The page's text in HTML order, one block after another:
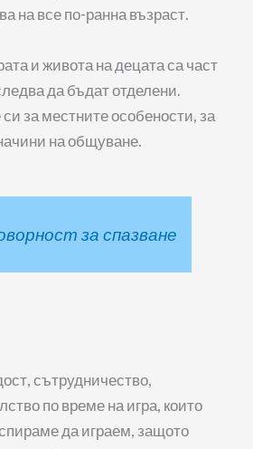
на все по-ранна възраст.
и живота на децата са част
да бъдат отделени.
за местните особености, за
на общуване.
за спазване
сътрудничество,
по време на игра, които
да играем, защото